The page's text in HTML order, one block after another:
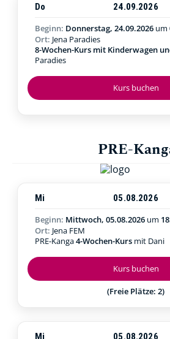
Kurs buchen
Do 24.09.2026
Beginn: Donnerstag, 24.09.2026 um
Ort: Jena Paradies
8-Wochen-Kurs mit Kinderwagen
Paradies
PRE-
Kurs buchen
(Freie Plätze: 2)
Mi 05.08.2026
Beginn: Mittwoch, 05.08.2026 um
Ort: Jena FEM
PRE-Kanga4-Wochen-Kurs mit Dani
Mi 05.08.2026